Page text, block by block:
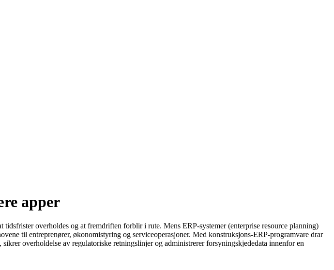
apper
overholdes og at fremdriften forblir i rute. Mens ERP-systemer (enterprise resource planning)
til entreprenører, økonomistyring og serviceoperasjoner. Med konstruksjons-ERP-programvare drar
overholdelse av regulatoriske retningslinjer og administrerer forsyningskjededata innenfor en